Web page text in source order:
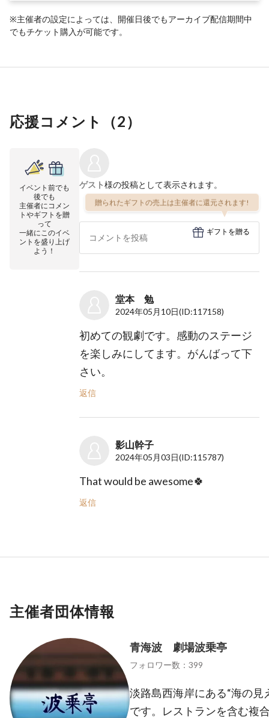
※主催者の設定によっては、開催日後でもアーカイブ配信期間中
でもチケット購入が可能です。
応援コメント（2）
イベント前でも
後でも
主催者にコメン
トやギフトを贈
って
一緒にこのイベ
ントを盛り上げ
よう！
ゲスト様の投稿として表示されます。
贈られたギフトの売上は主催者に還元されます!
ギフトを贈る
堂本 勉
2024年05月10日(ID:117158)
初めての観劇です。感動のステージ
を楽しみにしてます。がんばって下
さい。
返信
影山幹子
2024年05月03日(ID:115787)
That would be awesome🍀
返信
主催者団体情報
青海波 劇場波乗亭
フォロワー数：399
淡路島西海岸にある“海の
です。レストランを含む複